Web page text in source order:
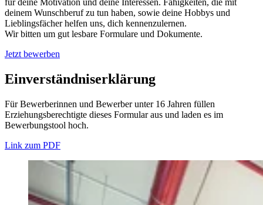
für deine Motivation und deine Interessen. Fähigkeiten, die mit
deinem Wunschberuf zu tun haben, sowie deine Hobbys und
Lieblingsfächer helfen uns, dich kennenzulernen.
Wir bitten um gut lesbare Formulare und Dokumente.
Jetzt bewerben
Einverständniserklärung
Für Bewerberinnen und Bewerber unter 16 Jahren füllen
Erziehungsberechtigte dieses Formular aus und laden es im
Bewerbungstool hoch.
Link zum PDF